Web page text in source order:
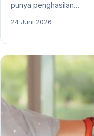
punya penghasilan...
24 Juni 2026